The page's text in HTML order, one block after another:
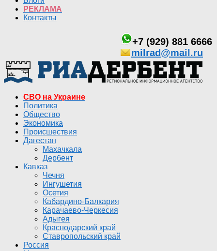
РЕКЛАМА
Контакты
+7 (929) 881 6666
milrad@mail.ru
СВО на Украине
Политика
Общество
Экономика
Происшествия
Дагестан
Махачкала
Дербент
Кавказ
Чечня
Ингушетия
Осетия
Кабардино-Балкария
Карачаево-Черкесия
Адыгея
Краснодарский край
Ставропольский край
Россия